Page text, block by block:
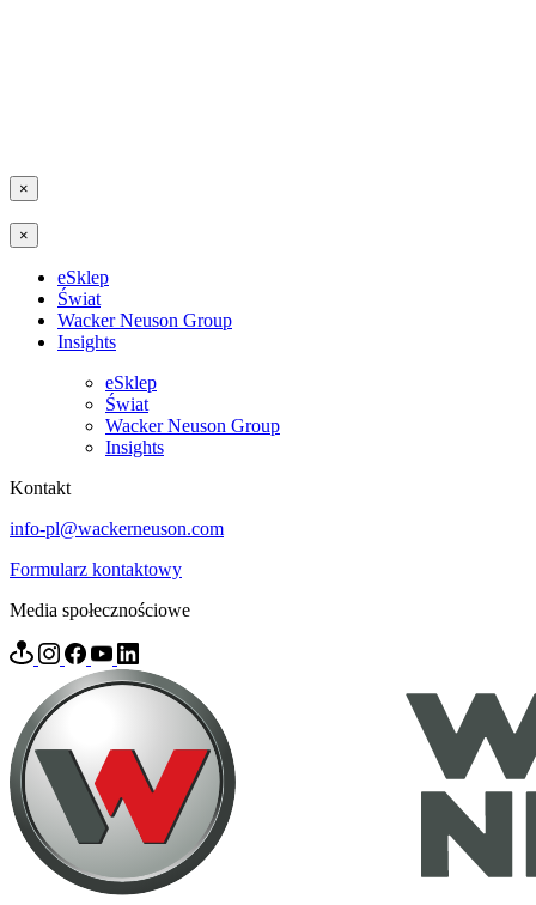
×
×
eSklep
Świat
Wacker Neuson Group
Insights
eSklep
Świat
Wacker Neuson Group
Insights
Kontakt
info-pl@wackerneuson.com
Formularz kontaktowy
Media społecznościowe